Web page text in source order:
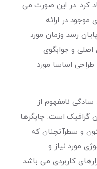
کرد. در این صورت می
در ارائه
رسد وزمان مورد
اصلی و جوابگوی
اساسا مورد
نامفهوم از
گرافیک است. چاپگرها
و سطرآنچنان که
مورد نیاز و
کاربردی می باشد.